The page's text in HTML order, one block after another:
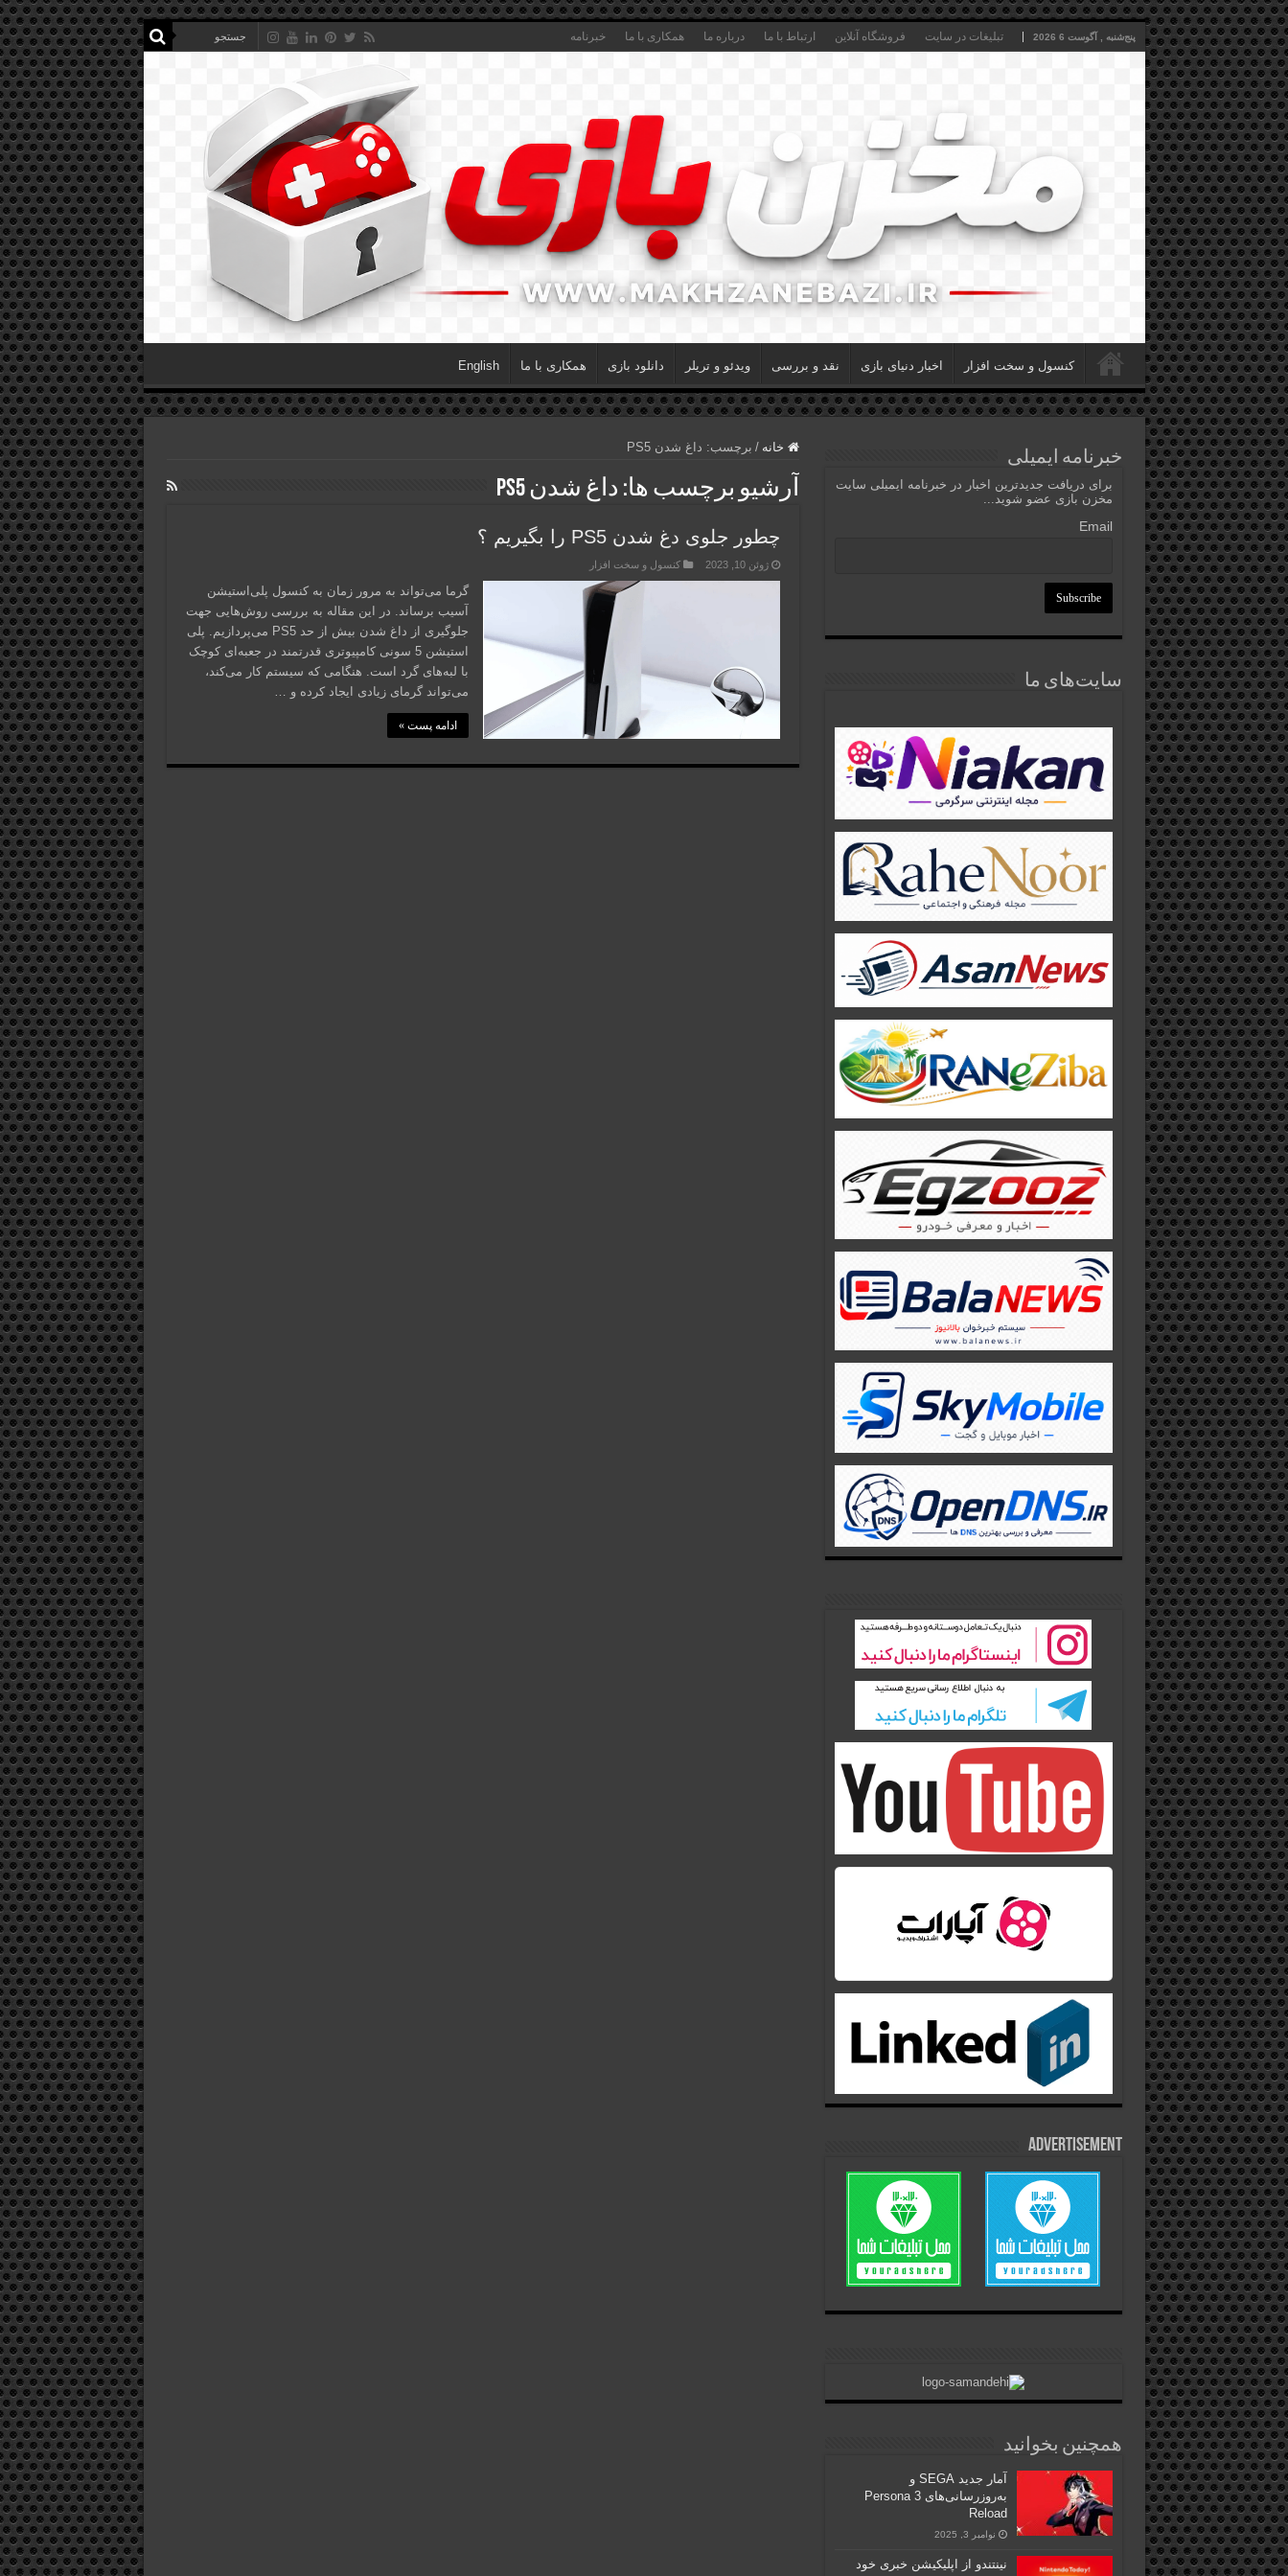
پنج‌شنبه , آگوست 6 2026 تبلیغات در سایت فروشگاه آنلاین ارتباط با ما درباره ما همکاری با ما خبرنامه
کنسول و سخت افزار اخبار دنیای بازی نقد و بررسی ویدئو و تریلر دانلود بازی همکاری با ما English
خانه / برچسب: داغ شدن PS5
آرشیو برچسب ها: داغ شدن PS5
چطور جلوی دغ شدن PS5 را بگیریم ؟
ژوئن 10, 2023 کنسول و سخت افزار
گرما می‌تواند به مرور زمان به کنسول پلی‌استیشن
آسیب برساند. در این مقاله به بررسی روش‌هایی جهت
جلوگیری از داغ شدن بیش از حد PS5 می‌پردازیم. پلی
استیشن 5 سونی کامپیوتری قدرتمند در جعبه‌ای کوچک
با لبه‌های گرد است. هنگامی که سیستم کار می‌کند،
می‌تواند گرمای زیادی ایجاد کرده و …
ادامه پست »
خبرنامه ایمیلی
برای دریافت جدیدترین اخبار در خبرنامه ایمیلی سایت
مخزن بازی عضو شوید...
Email
سایت‌های ما
Advertisement
همچنین بخوانید
آمار جدید SEGA و
به‌روزرسانی‌های Persona 3
Reload
نوامبر 3, 2025
نینتندو از اپلیکیشن خبری خود